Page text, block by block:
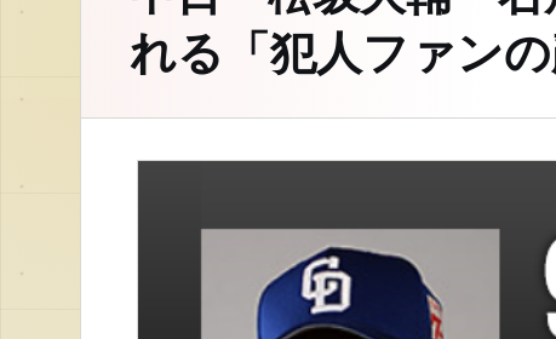
れる「犯人ファン